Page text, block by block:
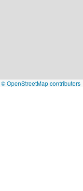
© OpenStreetMap contributors